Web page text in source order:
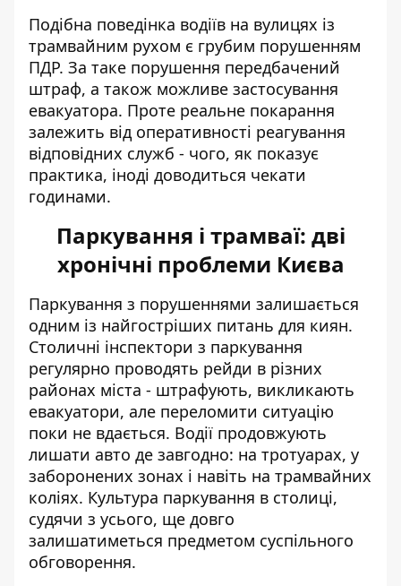
Подібна поведінка водіїв на вулицях із
трамвайним рухом є грубим порушенням
ПДР. За таке порушення передбачений
штраф, а також можливе застосування
евакуатора. Проте реальне покарання
залежить від оперативності реагування
відповідних служб - чого, як показує
практика, іноді доводиться чекати
годинами.
Паркування і трамваї: дві
хронічні проблеми Києва
Паркування з порушеннями залишається
одним із найгостріших питань для киян.
Столичні інспектори з паркування
регулярно проводять рейди в різних
районах міста - штрафують, викликають
евакуатори, але переломити ситуацію
поки не вдається. Водії продовжують
лишати авто де завгодно: на тротуарах, у
заборонених зонах і навіть на трамвайних
коліях. Культура паркування в столиці,
судячи з усього, ще довго
залишатиметься предметом суспільного
обговорення.